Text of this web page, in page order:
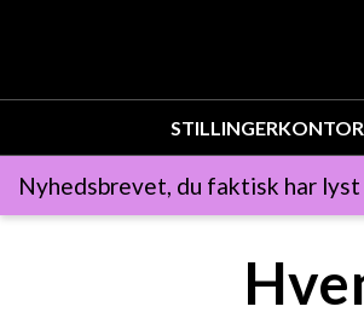
STILLINGERKONTOR
Nyhedsbrevet, du faktisk har